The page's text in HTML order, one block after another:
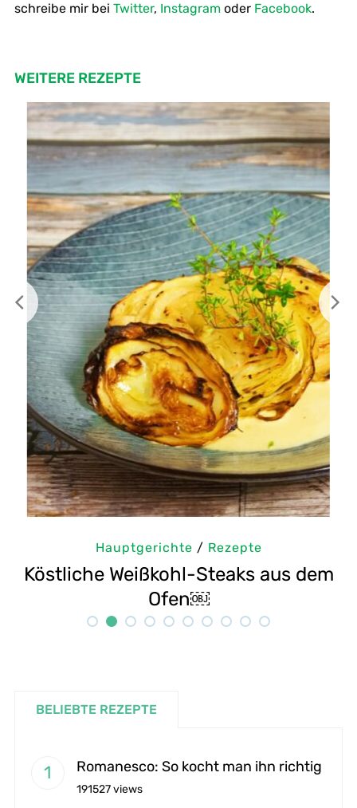
schreibe mir bei Twitter, Instagramoder Facebook.
WEITERE REZEPTE
Hauptgerichte/Rezepte
Selbstgemachte Tahini: Sesampaste
Rezept
BELIEBTE REZEPTE
Romanesco: So kocht man ihn richtig
191527 views